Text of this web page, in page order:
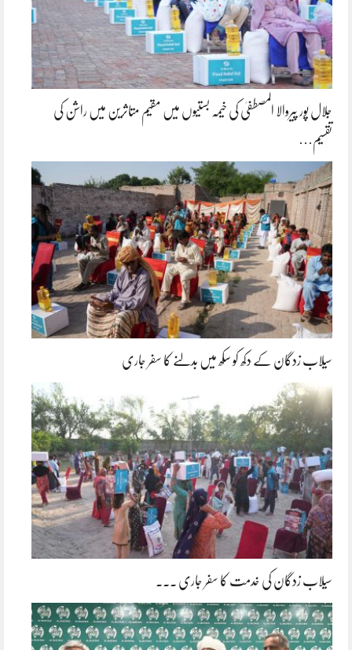
جلال پور پیروالا المصطفیٰ کی خیمہ بستیوں میں مقیم متاثرین میں راشن کی
تقسیم…
سیلاب زدگان کے دکھ کو سکھ میں بدلنے کا سفر جاری
سیلاب زدگان کی خدمت کا سفر جاری ۔۔۔